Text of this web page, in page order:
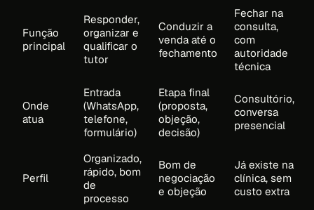
Função
principal
Responder,
organizar e
qualificar o
tutor
Conduzir a
venda até o
fechamento
Fechar na
consulta,
com
autoridade
técnica
Onde
atua
Entrada
(WhatsApp,
telefone,
formulário)
Etapa final
(proposta,
objeção,
decisão)
Consultório,
conversa
presencial
Perfil
Organizado,
rápido, bom
de
processo
Bom de
negociação
e objeção
Já existe na
clínica, sem
custo extra